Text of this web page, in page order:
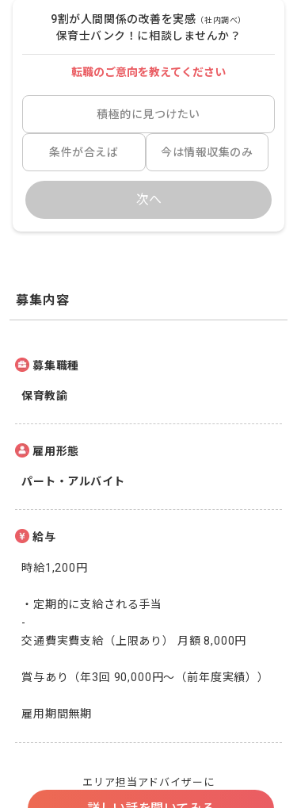
9割が人間関係の改善を実感 （社内調べ）
保育士バンク！に相談しませんか？
転職のご意向を教えてください
積極的に見つけたい
条件が合えば 今は情報収集のみ
次へ
募集内容
募集職種
保育教諭
雇用形態
パート・アルバイト
給与
時給1,200円
・定期的に支給される手当
-
交通費実費支給（上限あり） 月額 8,000円
賞与あり（年3回 90,000円～（前年度実績））
雇用期間無期
エリア担当アドバイザーに